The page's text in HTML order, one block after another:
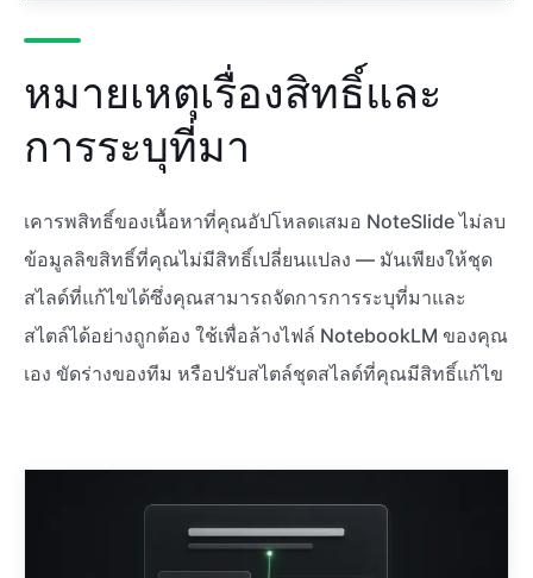
หมายเหตุเรื่องสิทธิ์และ
การระบุที่มา
เคารพสิทธิ์ของเนื้อหาที่คุณอัปโหลดเสมอ NoteSlide ไม่ลบ
ข้อมูลลิขสิทธิ์ที่คุณไม่มีสิทธิ์เปลี่ยนแปลง — มันเพียงให้ชุด
สไลด์ที่แก้ไขได้ซึ่งคุณสามารถจัดการการระบุที่มาและ
สไตล์ได้อย่างถูกต้อง ใช้เพื่อล้างไฟล์ NotebookLM ของคุณ
เอง ขัดร่างของทีม หรือปรับสไตล์ชุดสไลด์ที่คุณมีสิทธิ์แก้ไข